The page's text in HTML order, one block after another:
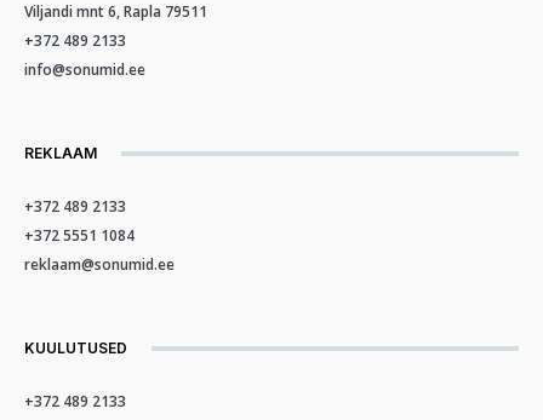
Viljandi mnt 6, Rapla 79511
+372 489 2133
info@sonumid.ee
REKLAAM
+372 489 2133
+372 5551 1084
reklaam@sonumid.ee
KUULUTUSED
+372 489 2133